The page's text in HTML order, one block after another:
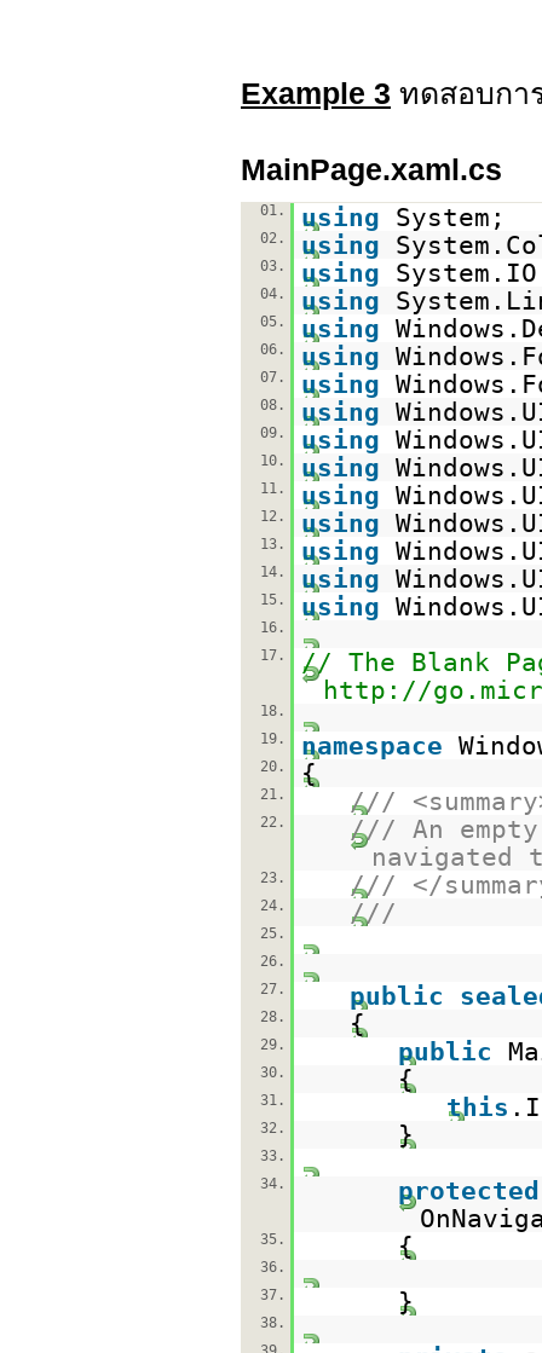
Example 3 ทดสอบกา
MainPage.xaml.cs
01. using System;
02. using
03. using
04. using
05. using
06. using
07. using
08. using
09. using
10. using
11. using
12. using
13. using
14. using
15. using
16.
17.
// The Blank
http://
18.
19.
namespace
20. {
21. ///
22.
/// An
navigated
23. /// </
24. ///
25.
26.
27.
public
28. {
29. public
30. {
31. this
32. }
33.
34.
protected
35. {
36.
37.
}
38.